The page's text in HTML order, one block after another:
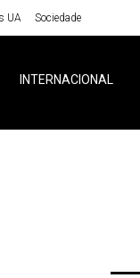
UA Sociedade
INTERNACIONAL